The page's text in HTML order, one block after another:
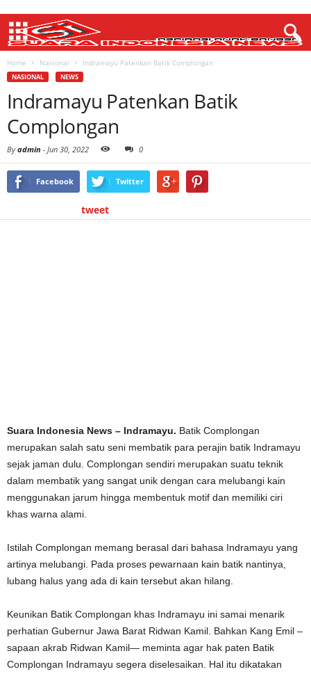
Home Nasional Indramayu Patenkan Batik Complongan
NASIONAL NEWS
Indramayu Patenkan Batik
Complongan
Byadmin - Jun 30, 2022 0
Facebook Twitter
tweet
Suara Indonesia News – Indramayu. Batik Complongan
merupakan salah satu seni membatik para perajin batik Indramayu
sejak jaman dulu. Complongan sendiri merupakan suatu teknik
dalam membatik yang sangat unik dengan cara melubangi kain
menggunakan jarum hingga membentuk motif dan memiliki ciri
khas warna alami.
Istilah Complongan memang berasal dari bahasa Indramayu yang
artinya melubangi. Pada proses pewarnaan kain batik nantinya,
lubang halus yang ada di kain tersebut akan hilang.
Keunikan Batik Complongan khas Indramayu ini samai menarik
perhatian Gubernur Jawa Barat Ridwan Kamil. Bahkan Kang Emil –
sapaan akrab Ridwan Kamil— meminta agar hak paten Batik
Complongan Indramayu segera diselesaikan. Hal itu dikatakan